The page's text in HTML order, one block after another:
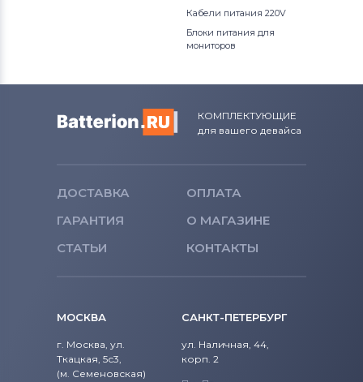
Тачскрины для планшетов
Тачскрины для планшетовArchos
Brigmton
Тачскрины для планшетовApple
Кабели питания 220V
Блоки питания для
мониторов
КОМПЛЕКТУЮЩИЕ
для вашего девайса
ДОСТАВКА
ОПЛАТА
ГАРАНТИЯ
О МАГАЗИНЕ
СТАТЬИ
КОНТАКТЫ
МОСКВА
г. Москва, ул.
Ткацкая, 5с3,
(м. Семеновская)
САНКТ-ПЕТЕРБУРГ
ул. Наличная, 44,
корп. 2